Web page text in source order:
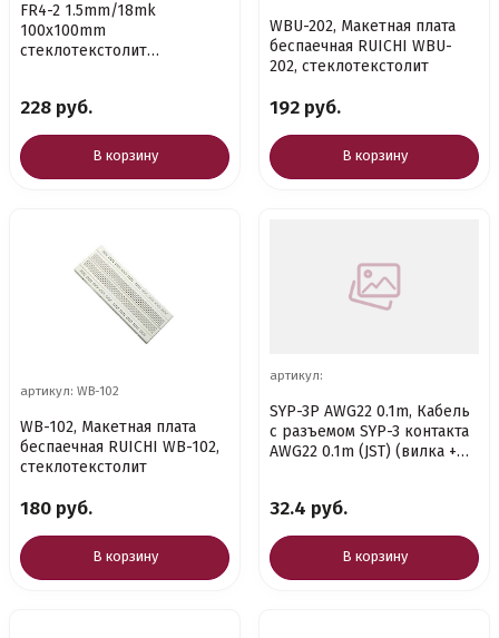
FR4-2 1.5mm/18mk
100x100mm
стеклотекстолит
228 руб.
В корзину
WBU-202, Макетная плата
беспаечная RUICHI WBU-
202, стеклотекстолит
192 руб.
В корзину
артикул: WB-102
WB-102, Макетная плата
беспаечная RUICHI WB-102,
стеклотекстолит
180 руб.
В корзину
артикул:
SYP-3P AWG22 0.1m, Кабель
с разъемом SYP-3 контакта
AWG22 0.1m (JST) (вилка +
32.4 руб.
В корзину